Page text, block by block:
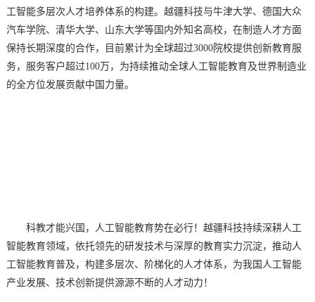
工智能多层次人才培养体系的构建。越疆科技与牛津大学、德国大众
汽车学院、清华大学、山东大学等国内外知名高校，在制造人才方面
保持长期深度的合作，目前累计为全球超过3000院校提供创新教育服
务，服务客户超过100万，为持续推动全球人工智能教育及世界制造业
的全方位发展贡献中国力量。
科教才能兴国，人工智能教育势在必行！越疆科技持续深耕人工
智能教育领域，依托领先的研发技术与深厚的教育实力沉淀，推动人
工智能教育普及，构建多层次、阶梯化的人才体系，为我国人工智能
产业发展、技术创新提供源源不断的人才动力！